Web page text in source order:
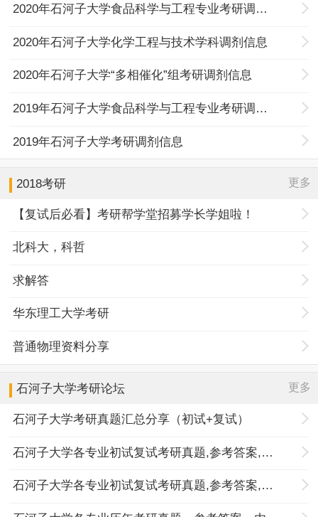
2020年石河子大学食品科学与工程专业考研调剂信息
2020年石河子大学化学工程与技术学科调剂信息
2020年石河子大学“多相催化”组考研调剂信息
2019年石河子大学食品科学与工程专业考研调剂信息
2019年石河子大学考研调剂信息
2018考研 更多
【复试后必看】考研帮学堂招募学长学姐啦！
北科大，科哲
求解答
华东理工大学考研
普通物理资料分享
石河子大学考研论坛 更多
石河子大学考研真题汇总分享（初试+复试）
石河子大学各专业初试复试考研真题,参考答案,重点范围
石河子大学各专业初试复试考研真题,参考答案,重点范围